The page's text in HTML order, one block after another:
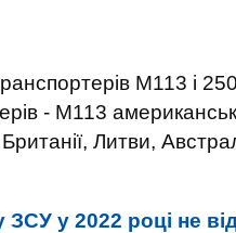
М113 і
- М113
Литви,
у 2022 році не